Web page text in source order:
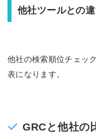
他社ツールとの
他社の検索順位チェッ
表になります。
GRCと他社の